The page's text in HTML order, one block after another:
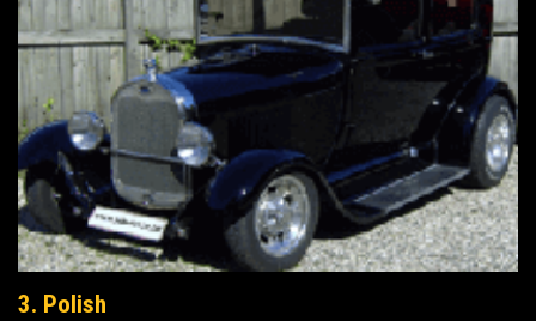
3. Polish